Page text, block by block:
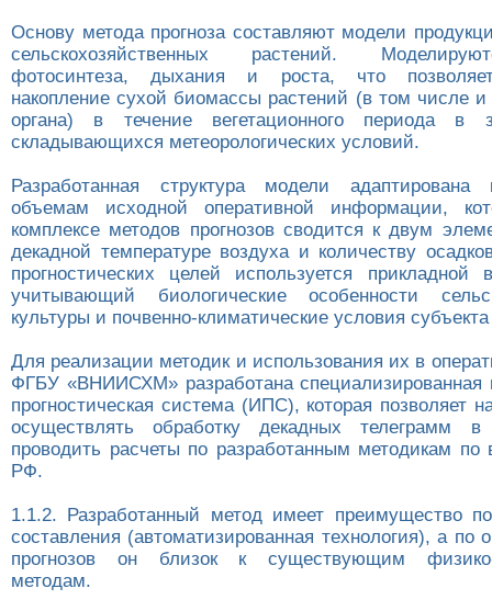
Основу метода прогноза составляют модели
сельскохозяйственных растений.
фотосинтеза, дыхания и роста, что
накопление сухой биомассы растений (в том числе и
органа) в течение вегетационного периода в
складывающихся метеорологических условий.
Разработанная структура модели
объемам исходной оперативной информации,
комплексе методов прогнозов сводится к двум
декадной температуре воздуха и количеству
прогностических целей используется прикладной
учитывающий биологические особенности
культуры и почвенно-климатические условия
Для реализации методик и использования их в
ФГБУ «ВНИИСХМ» разработана специализированная
прогностическая система (ИПС), которая позволяет
осуществлять обработку декадных
проводить расчеты по разработанным методикам по
РФ.
1.1.2. Разработанный метод имеет преимущество
составления (автоматизированная технология), а по
прогнозов он близок к существующим физико-
методам.